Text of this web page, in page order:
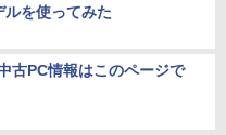
ルを使ってみた
古PC情報はこのページで